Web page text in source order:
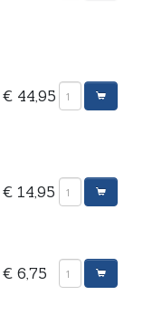
€ 44,95
€ 14,95
€ 6,75